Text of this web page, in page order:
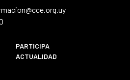
PARTICIPA
ACTUALIDAD